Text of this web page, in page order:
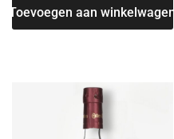
Toevoegen aan winkelwagen